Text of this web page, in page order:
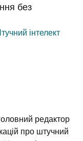
без
інтелект
редактор
про штучний